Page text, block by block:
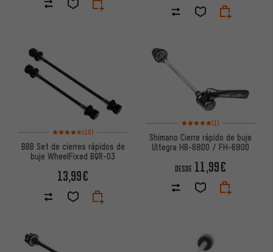
Valoración media: 4,5 de 5 basada en 10 reseñas
(10)
BBB Set de cierres rápidos de
buje WheelFixed BQR-03
13,99€
Valoración media: 5 de 5
(1)
Shimano Cierre rápido de buje
Ultegra HB-6800 / FH-6800
DESDE 11,99€